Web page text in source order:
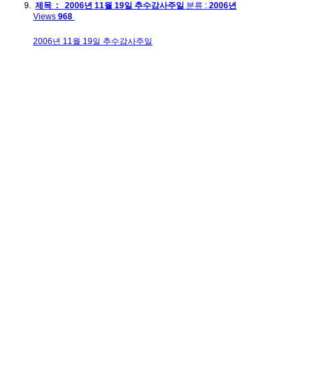
제목 : 2006년 11월 19일 추수감사주일 분류 : 2006년
Views 968
2006년 11월 19일 추수감사주일